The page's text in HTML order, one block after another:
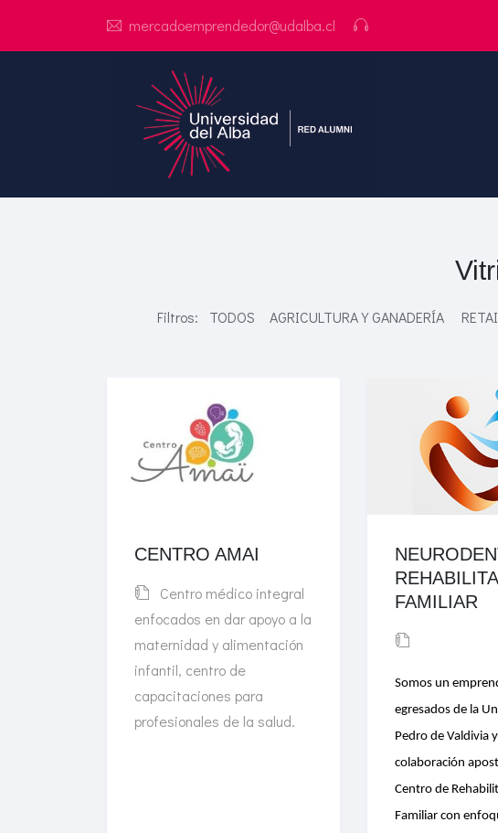
mercadoemprendedor@udalba.cl
Filtros: TODOS AGRICULTURA Y GANADERÍA
CENTRO AMAI
Centro médico integral
enfocados en dar apoyo a la
maternidad y alimentación
infantil, centro de
capacitaciones para
profesionales de la salud.
FAMILIAR
Somos un
egresados de la
Pedro de Valdivia
colaboración
Centro de
Familiar con